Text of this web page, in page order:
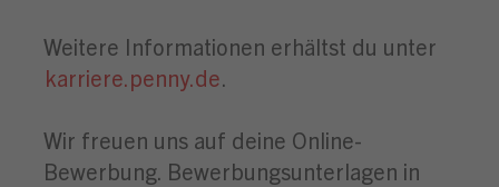
Weitere Informationen erhältst du unter
karriere.penny.de.
Wir freuen uns auf deine Online-
Bewerbung. Bewerbungsunterlagen in